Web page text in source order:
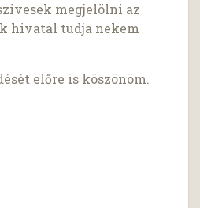
megjelölni az
hivatal tudja nekem
előre is köszönöm.